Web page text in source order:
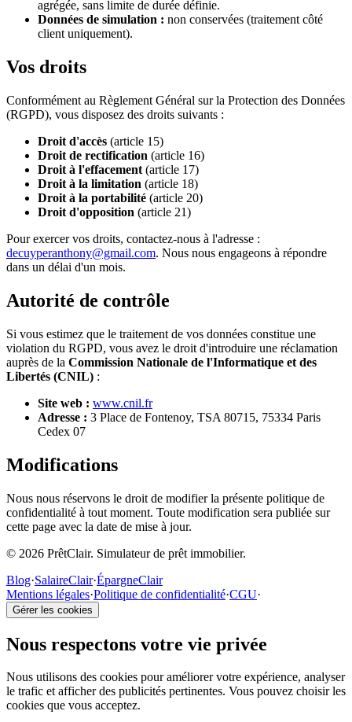
agrégée, sans limite de durée définie.
Données de simulation : non conservées (traitement côté
client uniquement).
Vos droits
Conformément au Règlement Général sur la Protection des Données
(RGPD), vous disposez des droits suivants :
Droit d'accès (article 15)
Droit de rectification (article 16)
Droit à l'effacement (article 17)
Droit à la limitation (article 18)
Droit à la portabilité (article 20)
Droit d'opposition (article 21)
Pour exercer vos droits, contactez-nous à l'adresse :
decuyperanthony@gmail.com. Nous nous engageons à répondre
dans un délai d'un mois.
Autorité de contrôle
Si vous estimez que le traitement de vos données constitue une
violation du RGPD, vous avez le droit d'introduire une réclamation
auprès de la Commission Nationale de l'Informatique et des
Libertés (CNIL) :
Site web : www.cnil.fr
Adresse : 3 Place de Fontenoy, TSA 80715, 75334 Paris
Cedex 07
Modifications
Nous nous réservons le droit de modifier la présente politique de
confidentialité à tout moment. Toute modification sera publiée sur
cette page avec la date de mise à jour.
© 2026 PrêtClair. Simulateur de prêt immobilier.
Blog·SalaireClair·ÉpargneClair
Mentions légales·Politique de confidentialité·CGU·
Gérer les cookies
Nous respectons votre vie privée
Nous utilisons des cookies pour améliorer votre expérience, analyser
le trafic et afficher des publicités pertinentes. Vous pouvez choisir les
cookies que vous acceptez.